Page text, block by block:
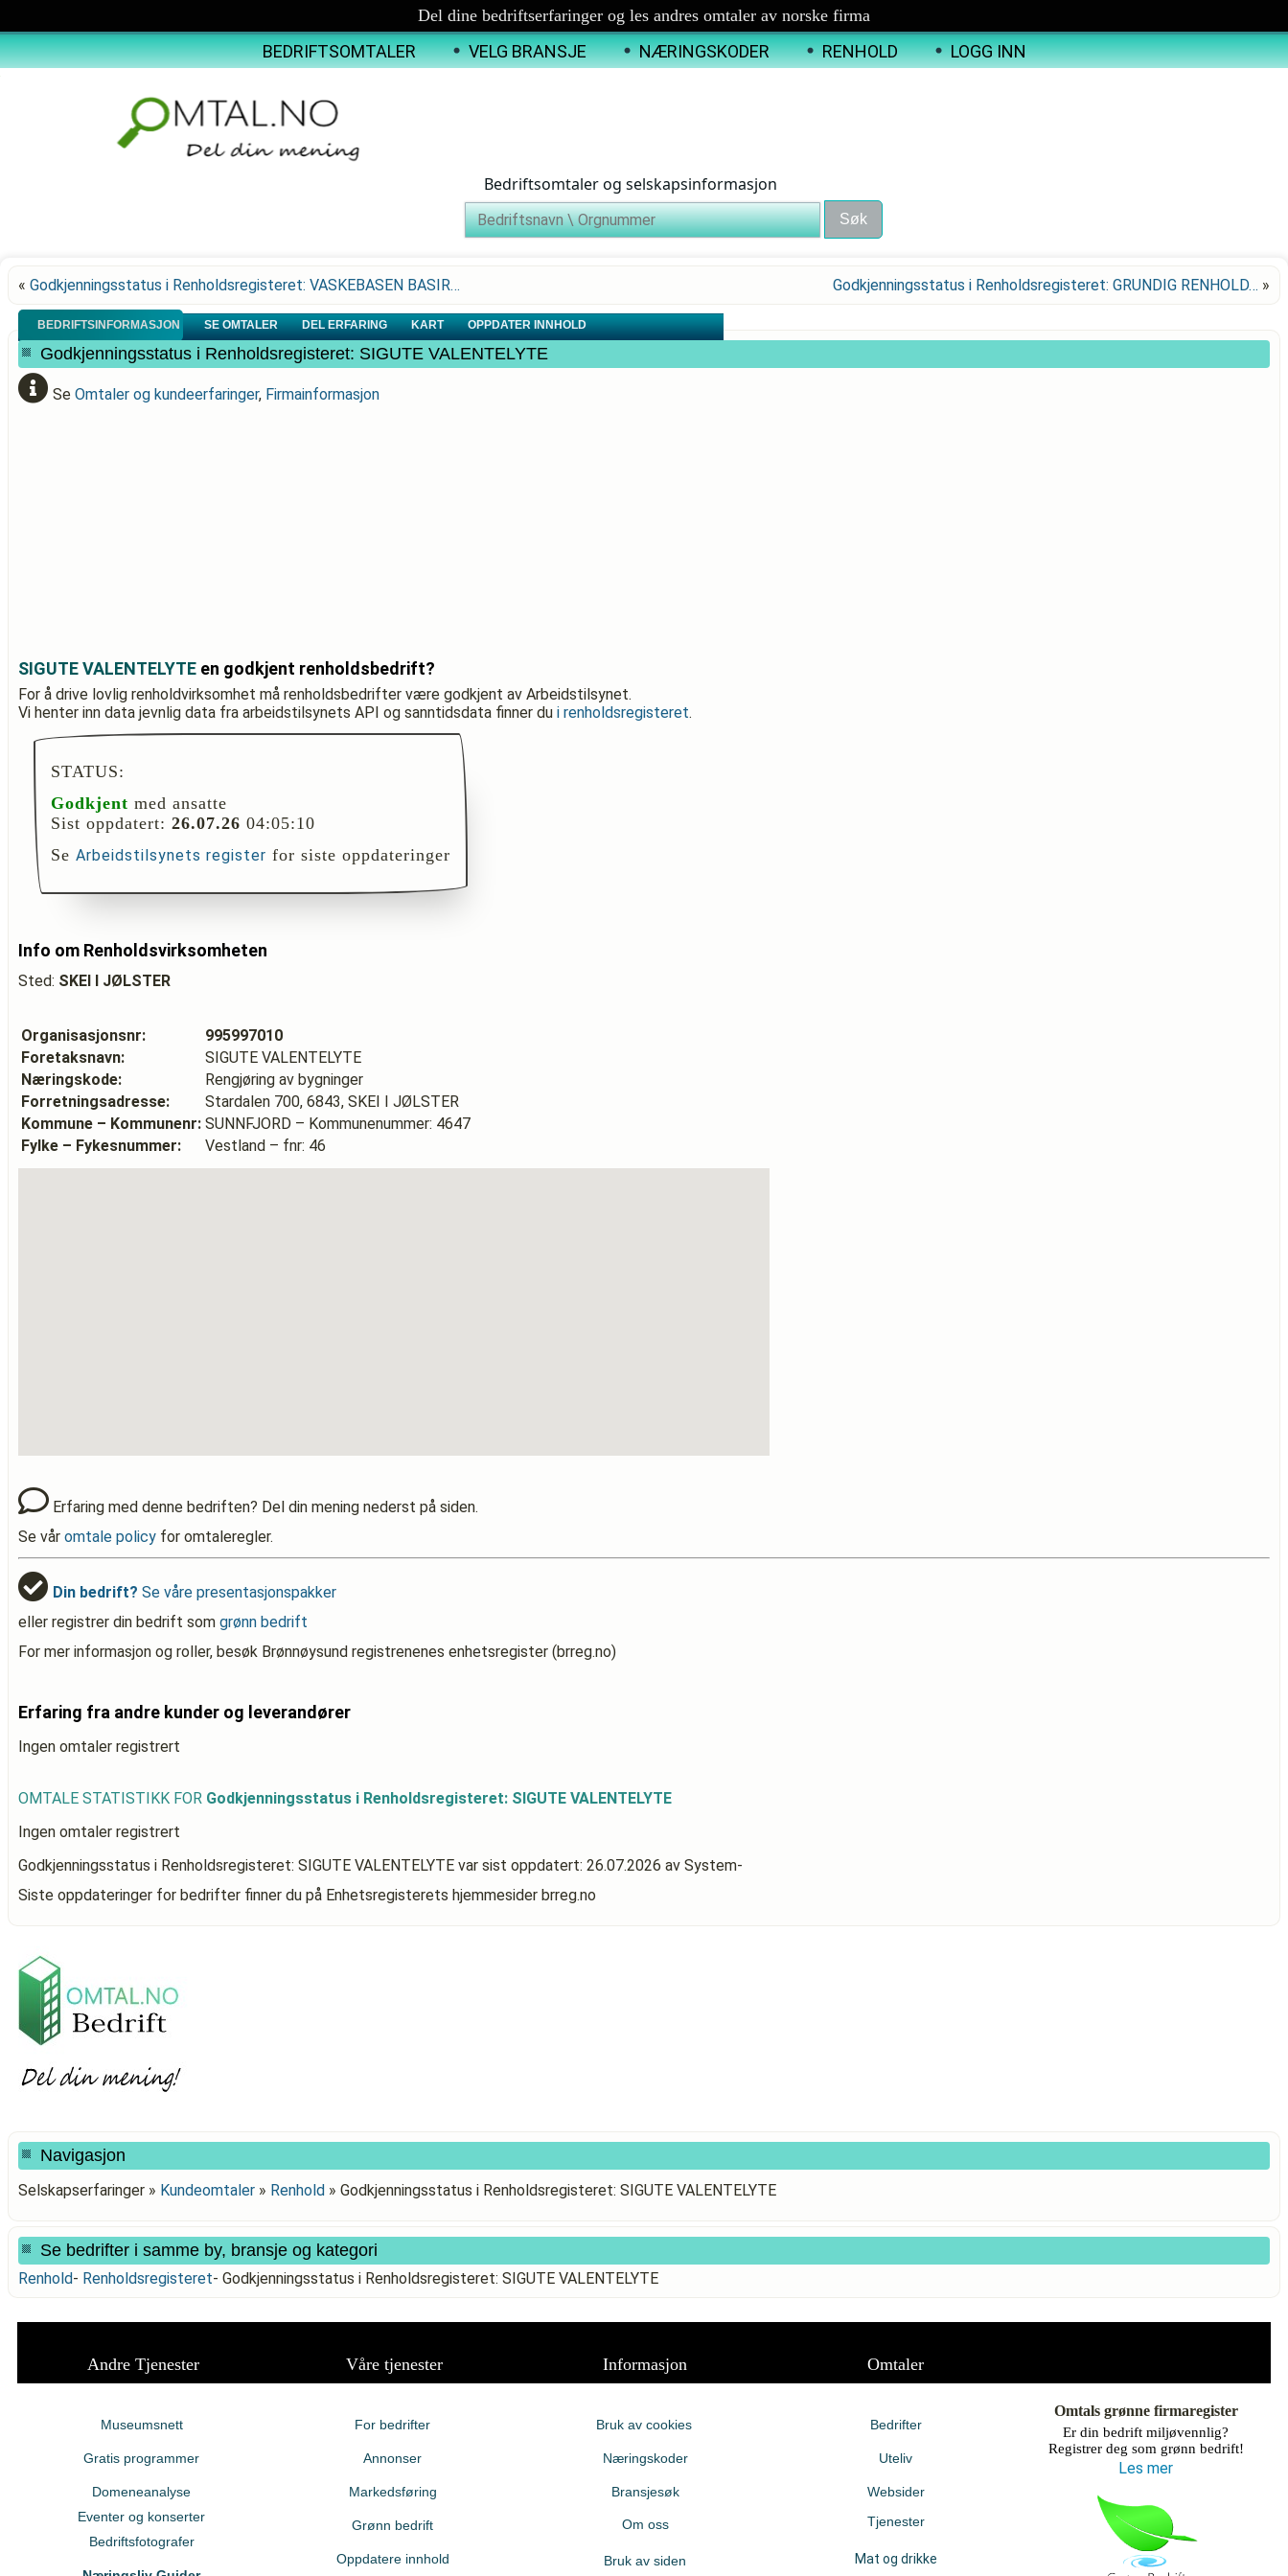
Del dine bedriftserfaringer og les andres omtaler av norske firma
BEDRIFTSOMTALER VELG BRANSJE NÆRINGSKODER RENHOLD LOGG INN
Bedriftsomtaler og selskapsinformasjon
« Godkjenningsstatus i Renholdsregisteret: VASKEBASEN BASIR… Godkjenningsstatus i Renholdsregisteret: GRUNDIG RENHOLD… »
BEDRIFTSINFORMASJON SE OMTALER DEL ERFARING KART OPPDATER INNHOLD
Godkjenningsstatus i Renholdsregisteret: SIGUTE VALENTELYTE
Se Omtaler og kundeerfaringer, Firmainformasjon
SIGUTE VALENTELYTE en godkjent renholdsbedrift?
For å drive lovlig renholdvirksomhet må renholdsbedrifter være godkjent av Arbeidstilsynet.
Vi henter inn data jevnlig data fra arbeidstilsynets API og sanntidsdata finner du i renholdsregisteret.
STATUS:
Godkjent med ansatte
Sist oppdatert: 26.07.26 04:05:10
Se Arbeidstilsynets register for siste oppdateringer
Info om Renholdsvirksomheten
Sted: SKEI I JØLSTER
Organisasjonsnr:
995997010
Foretaksnavn:
SIGUTE VALENTELYTE
Næringskode:
Rengjøring av bygninger
Forretningsadresse:
Stardalen 700, 6843, SKEI I JØLSTER
Kommune – Kommunenr: SUNNFJORD – Kommunenummer: 4647
Fylke – Fykesnummer:
Vestland – fnr: 46
Erfaring med denne bedriften? Del din mening nederst på siden.
Se vår omtale policy for omtaleregler.
Din bedrift? Se våre presentasjonspakker
eller registrer din bedrift som grønn bedrift
For mer informasjon og roller, besøk Brønnøysund registrenenes enhetsregister (brreg.no)
Erfaring fra andre kunder og leverandører
Ingen omtaler registrert
OMTALE STATISTIKK FOR Godkjenningsstatus i Renholdsregisteret: SIGUTE VALENTELYTE
Ingen omtaler registrert
Godkjenningsstatus i Renholdsregisteret: SIGUTE VALENTELYTE var sist oppdatert: 26.07.2026 av System-
Siste oppdateringer for bedrifter finner du på Enhetsregisterets hjemmesider brreg.no
Navigasjon
Selskapserfaringer » Kundeomtaler » Renhold » Godkjenningsstatus i Renholdsregisteret: SIGUTE VALENTELYTE
Se bedrifter i samme by, bransje og kategori
Renhold- Renholdsregisteret- Godkjenningsstatus i Renholdsregisteret: SIGUTE VALENTELYTE
Andre Tjenester Våre tjenester Informasjon Omtaler
Museumsnett
Gratis programmer
Domeneanalyse
Eventer og konserter
Bedriftsfotografer
For bedrifter
Annonser
Markedsføring
Grønn bedrift
Oppdatere innhold
Bruk av cookies
Næringskoder
Bransjesøk
Om oss
Bruk av siden
Bedrifter
Uteliv
Websider
Tjenester
Mat og drikke
Omtals grønne firmaregister
Er din bedrift miljøvennlig?
Registrer deg som grønn bedrift!
Les mer